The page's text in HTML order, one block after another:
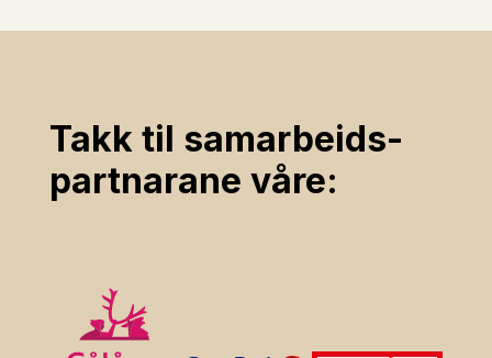
Takk til samarbeids­
partnarane våre: